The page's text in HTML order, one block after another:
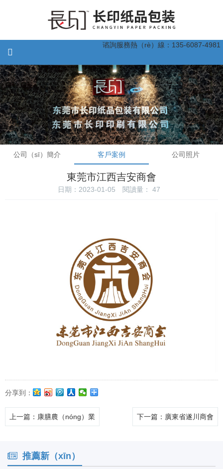
谘詢服務熱（rè）線：135-6087-4981
公司（sī）簡介 客戶案例 公司照片
東莞市江西吉安商會
日期：2023-01-05 閱讀量： 47
分享到：
上一篇 ：康膳農（nóng）業 下一篇 ：廣東省遂川商會
推薦新（xīn）